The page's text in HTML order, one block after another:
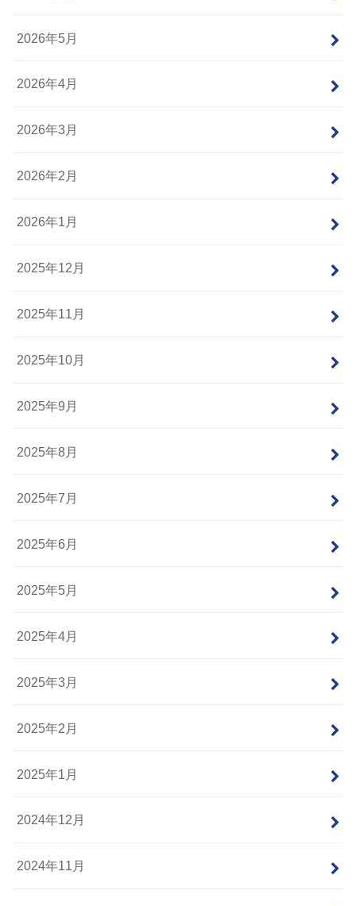
2026年5月
2026年4月
2026年3月
2026年2月
2026年1月
2025年12月
2025年11月
2025年10月
2025年9月
2025年8月
2025年7月
2025年6月
2025年5月
2025年4月
2025年3月
2025年2月
2025年1月
2024年12月
2024年11月